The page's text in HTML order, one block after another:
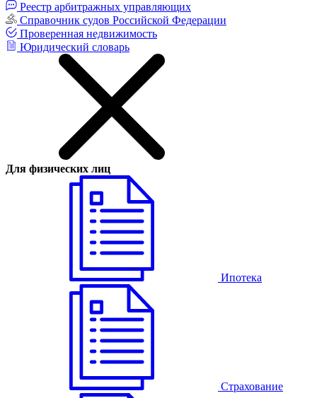
Реестр арбитражных управляющих
Справочник судов Российской Федерации
Проверенная недвижимость
Юридический словарь
Для физических лиц
Ипотека
Страхование